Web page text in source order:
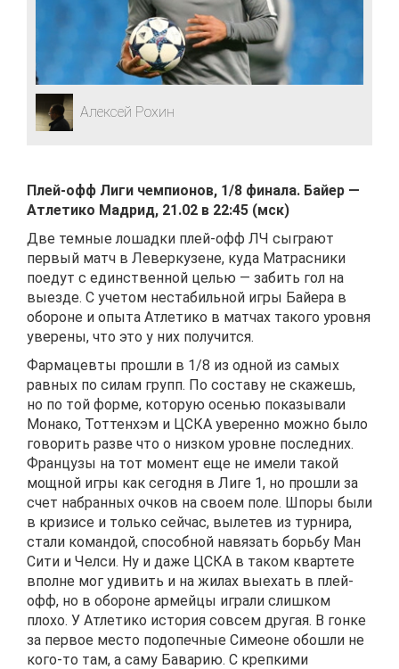
Алексей Рохин
Плей-офф Лиги чемпионов, 1/8 финала. Байер —
Атлетико Мадрид, 21.02 в 22:45 (мск)
Две темные лошадки плей-офф ЛЧ сыграют
первый матч в Леверкузене, куда Матрасники
поедут с единственной целью — забить гол на
выезде. С учетом нестабильной игры Байера в
обороне и опыта Атлетико в матчах такого уровня
уверены, что это у них получится.
Фармацевты прошли в 1/8 из одной из самых
равных по силам групп. По составу не скажешь,
но по той форме, которую осенью показывали
Монако, Тоттенхэм и ЦСКА уверенно можно было
говорить разве что о низком уровне последних.
Французы на тот момент еще не имели такой
мощной игры как сегодня в Лиге 1, но прошли за
счет набранных очков на своем поле. Шпоры были
в кризисе и только сейчас, вылетев из турнира,
стали командой, способной навязать борьбу Ман
Сити и Челси. Ну и даже ЦСКА в таком квартете
вполне мог удивить и на жилах выехать в плей-
офф, но в обороне армейцы играли слишком
плохо. У Атлетико история совсем другая. В гонке
за первое место подопечные Симеоне обошли не
кого-то там, а саму Баварию. С крепкими